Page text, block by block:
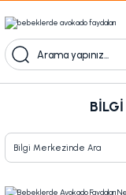
Kampanyalı Ürünleri